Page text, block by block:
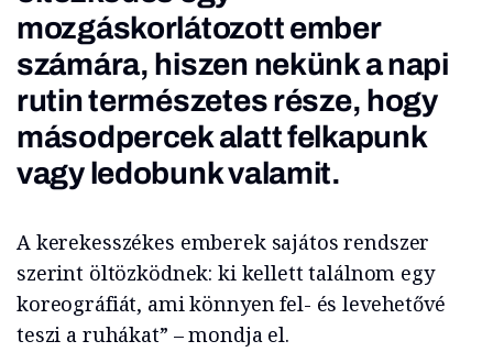
mozgáskorlátozott ember
számára, hiszen nekünk a napi
rutin természetes része, hogy
másodpercek alatt felkapunk
vagy ledobunk valamit.
A kerekesszékes emberek sajátos rendszer
szerint öltözködnek: ki kellett találnom egy
koreográfiát, ami könnyen fel- és levehetővé
teszi a ruhákat” – mondja el.